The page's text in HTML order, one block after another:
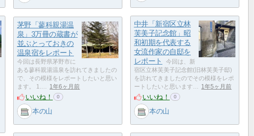
中井「新宿区立林
芙美子記念館」昭
和初期を代表する
女流作家の自邸を
レポート
今回は、新
宿区立林芙美子記念館(旧林芙美子邸)
を訪れてきましたのでその模様をレポ
ートしたいと思います… 1年5ヶ月前
いいね！ 0
本の山
茅野「蓼科親湯温
泉」3万冊の蔵書が
並ぶとっておきの
温泉宿をレポート
今回は長野県茅野市に
ある蓼科親湯温泉を訪れてきましたの
で、その模様をレポートしたいと思い
ます。 1.… 1年6ヶ月前
いいね！ 0
本の山